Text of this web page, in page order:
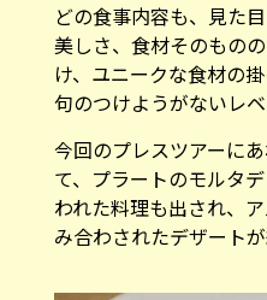
どの食事内容も、見た
美しさ、食材そのもの
け、ユニークな食材の
句のつけようがないレベ
今回のプレスツアーに
て、プラートのモルタ
われた料理も出され、
み合わされたデザートが